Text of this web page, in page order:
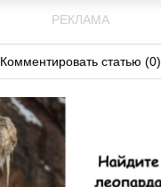
РЕКЛАМА
Комментировать статью (0)